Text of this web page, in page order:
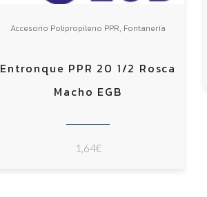
Accesorio Polipropileno PPR, Fontanería
Entronque PPR 20 1/2 Rosca
Macho EGB
1,64€